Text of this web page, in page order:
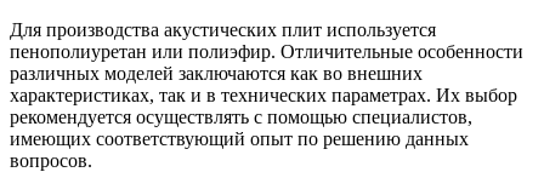
Для производства акустических плит используется
пенополиуретан или полиэфир. Отличительные особенности
различных моделей заключаются как во внешних
характеристиках, так и в технических параметрах. Их выбор
рекомендуется осуществлять с помощью специалистов,
имеющих соответствующий опыт по решению данных
вопросов.